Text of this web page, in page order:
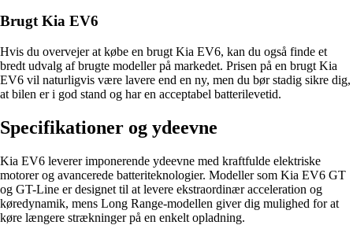
Brugt Kia EV6
Hvis du overvejer at købe en brugt Kia EV6, kan du også finde et
bredt udvalg af brugte modeller på markedet. Prisen på en brugt Kia
EV6 vil naturligvis være lavere end en ny, men du bør stadig sikre dig,
at bilen er i god stand og har en acceptabel batterilevetid.
Specifikationer og ydeevne
Kia EV6 leverer imponerende ydeevne med kraftfulde elektriske
motorer og avancerede batteriteknologier. Modeller som Kia EV6 GT
og GT-Line er designet til at levere ekstraordinær acceleration og
køredynamik, mens Long Range-modellen giver dig mulighed for at
køre længere strækninger på en enkelt opladning.